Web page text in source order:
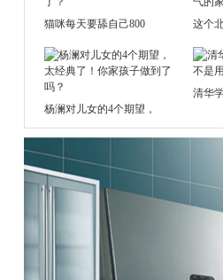
猫咪每天要舔自己800 这个
杨澜对儿女的4个期望，
清华